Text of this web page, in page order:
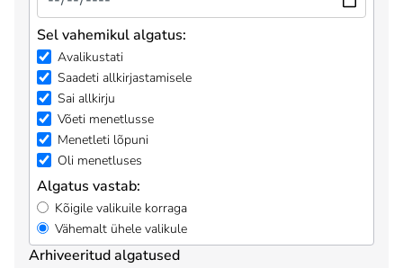
Sel vahemikul algatus:
Avalikustati
Saadeti allkirjastamisele
Sai allkirju
Võeti menetlusse
Menetleti lõpuni
Oli menetluses
Algatus vastab:
Kõigile valikuile korraga
Vähemalt ühele valikule
Arhiveeritud algatused